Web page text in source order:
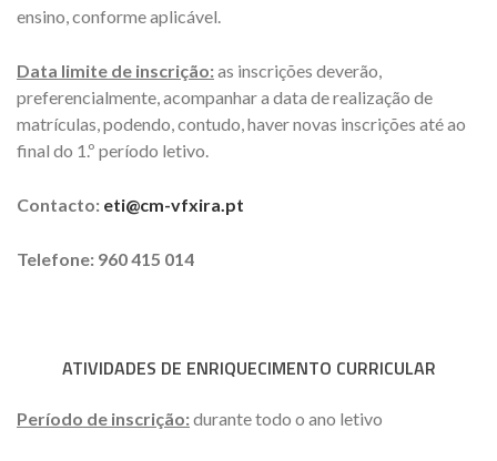
ensino, conforme aplicável.
Data limite de inscrição:as inscrições deverão,
preferencialmente, acompanhar a data de realização de
matrículas, podendo, contudo, haver novas inscrições até ao
final do 1.º período letivo.
Contacto: eti@cm-vfxira.pt
Telefone: 960 415 014
ATIVIDADES DE ENRIQUECIMENTO CURRICULAR
Período de inscrição:durante todo o ano letivo